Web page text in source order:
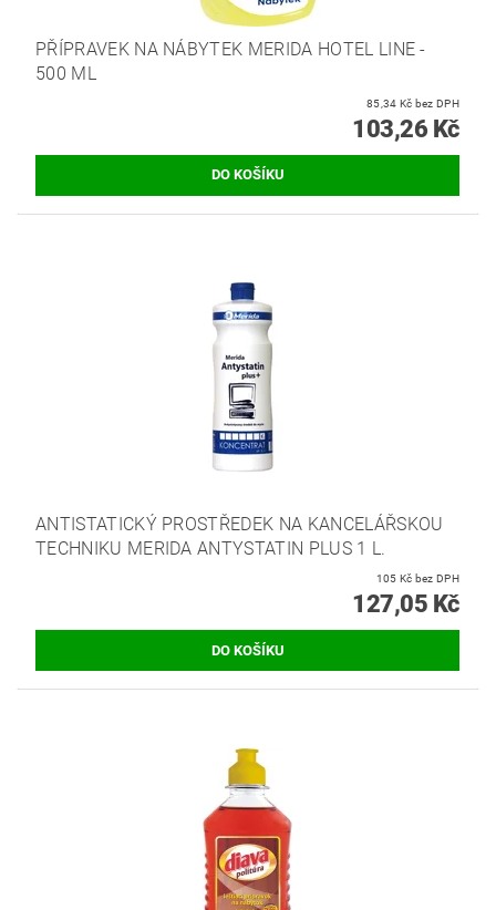
PŘÍPRAVEK NA NÁBYTEK MERIDA HOTEL LINE -
500 ML
85,34 Kč bez DPH
103,26 Kč
ANTISTATICKÝ PROSTŘEDEK NA KANCELÁŘSKOU
TECHNIKU MERIDA ANTYSTATIN PLUS 1 L.
105 Kč bez DPH
127,05 Kč